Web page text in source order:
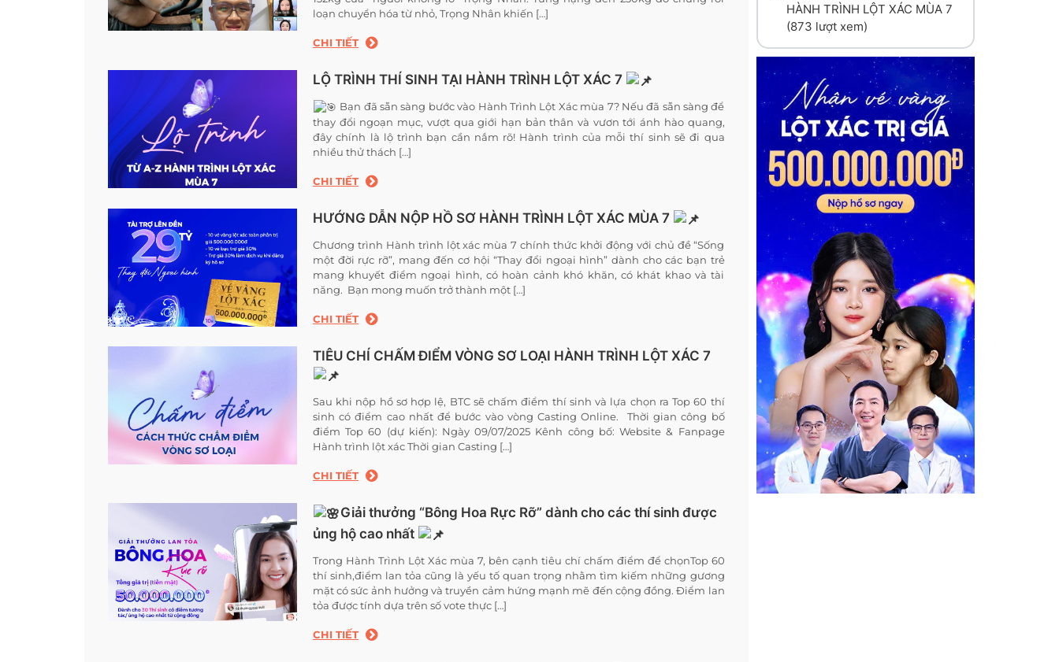
HÀNH TRÌNH LỘT XÁC MÙA 7
(873 lượt xem)
loạn chuyển hóa từ nhỏ, Trọng Nhân khiến […]
CHI TIẾT
LỘ TRÌNH THÍ SINH TẠI HÀNH TRÌNH LỘT XÁC 7
Bạn đã sẵn sàng bước vào Hành Trình Lột Xác mùa 7? Nếu đã sẵn sàng để
thay đổi ngoạn mục, vượt qua giới hạn bản thân và vươn tới ánh hào quang,
đây chính là lộ trình bạn cần nắm rõ! Hành trình của mỗi thí sinh sẽ đi qua
nhiều thử thách […]
CHI TIẾT
HƯỚNG DẪN NỘP HỒ SƠ HÀNH TRÌNH LỘT XÁC MÙA 7
Chương trình Hành trình lột xác mùa 7 chính thức khởi động với chủ đề “Sống
một đời rực rỡ”, mang đến cơ hội “Thay đổi ngoại hình” dành cho các bạn trẻ
mang khuyết điểm ngoại hình, có hoàn cảnh khó khăn, có khát khao và tài
năng. Bạn mong muốn trở thành một […]
CHI TIẾT
TIÊU CHÍ CHẤM ĐIỂM VÒNG SƠ LOẠI HÀNH TRÌNH LỘT XÁC 7
Sau khi nộp hồ sơ hợp lệ, BTC sẽ chấm điểm thí sinh và lựa chọn ra Top 60 thí
sinh có điểm cao nhất để bước vào vòng Casting Online. Thời gian công bố
điểm Top 60 (dự kiến): Ngày 09/07/2025 Kênh công bố: Website & Fanpage
Hành trình lột xác Thời gian Casting […]
CHI TIẾT
Giải thưởng “Bông Hoa Rực Rỡ” dành cho các thí sinh được
ủng hộ cao nhất
Trong Hành Trình Lột Xác mùa 7, bên cạnh tiêu chí chấm điểm để chọnTop 60
thí sinh,điểm lan tỏa cũng là yếu tố quan trọng nhằm tìm kiếm những gương
mặt có sức ảnh hưởng và truyền cảm hứng mạnh mẽ đến cộng đồng. Điểm lan
tỏa được tính dựa trên số vote thực […]
CHI TIẾT